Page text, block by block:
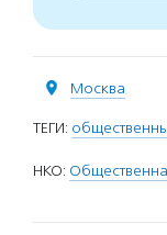
Москва
ТЕГИ:
НКО: